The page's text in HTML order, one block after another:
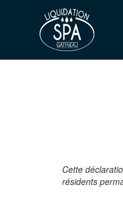
Cette
résidents